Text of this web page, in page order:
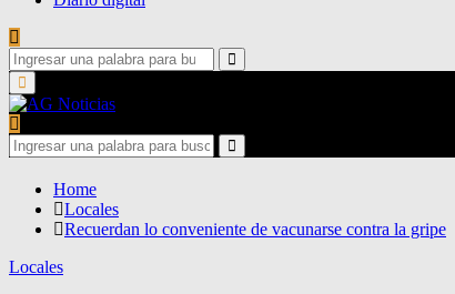
Search
for:
Search
Primary
Menu
Search
for:
Search
Home
Locales
Recuerdan lo conveniente de vacunarse contra la gripe
Locales